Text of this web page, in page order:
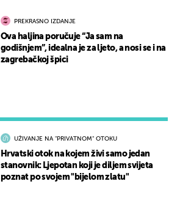
UŽIVANJE NA "PRIVATNOM" OTOKU
Hrvatski otok na kojem živi samo jedan
stanovnik: Ljepotan koji je diljem svijeta
poznat po svojem "bijelom zlatu"
PREKRASNO IZDANJE
Ova haljina poručuje “Ja sam na
godišnjem”, idealna je za ljeto, a nosi se i na
zagrebačkoj špici